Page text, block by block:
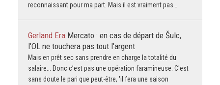
reconnaissant pour ma part. Mais il est vraiment pas…
Gerland Era Mercato : en cas de départ de Šulc,
l'OL ne touchera pas tout l'argent
Mais en prêt sec sans prendre en charge la totalité du
salaire... Donc c’est pas une opération faramineuse. C'est
sans doute le pari que peut-être, 'il fera une saison